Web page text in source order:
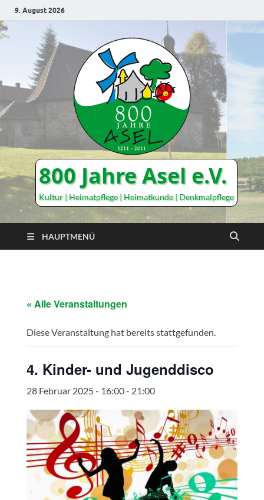
9. August 2026
800 Jahre Asel e.V.
Kultur | Heimatpflege | Heimatkunde | Denkmalpflege
HAUPTMENÜ
« Alle Veranstaltungen
Diese Veranstaltung hat bereits stattgefunden.
4. Kinder- und Jugenddisco
28 Februar 2025 - 16:00- 21:00